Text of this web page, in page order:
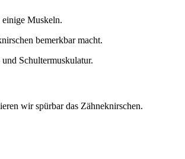
einige Muskeln.
bemerkbar macht.
Schultermuskulatur.
wir spürbar das Zähneknirschen.